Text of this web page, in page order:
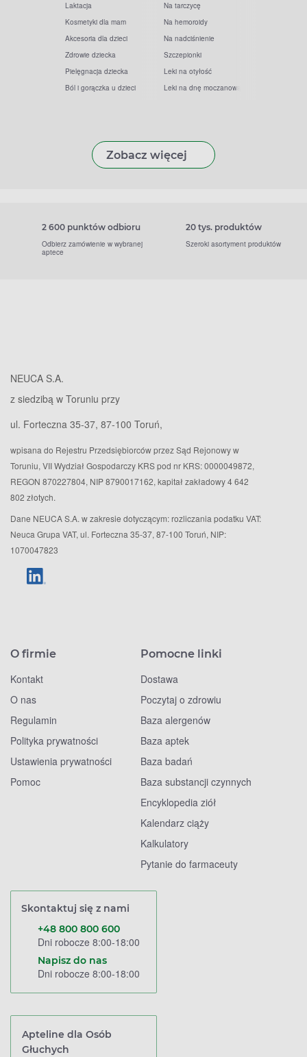
Laktacja
Kosmetyki dla mam
Akcesoria dla dzieci
Zdrowie dziecka
Pielęgnacja dziecka
Ból i gorączka u dzieci
Na tarczycę
Na hemoroidy
Na nadciśnienie
Szczepionki
Leki na otyłość
Leki na dnę moczanową
Zobacz więcej
2 600 punktów odbioru
Odbierz zamówienie w wybranej
aptece
20 tys. produktów
Szeroki asortyment produktów
NEUCA S.A.
z siedzibą w Toruniu przy
ul. Forteczna 35-37, 87-100 Toruń,
wpisana do Rejestru Przedsiębiorców przez Sąd Rejonowy w
Toruniu, VII Wydział Gospodarczy KRS pod nr KRS: 0000049872,
REGON 870227804, NIP 8790017162, kapitał zakładowy 4 642
802 złotych.
Dane NEUCA S.A. w zakresie dotyczącym: rozliczania podatku VAT:
Neuca Grupa VAT, ul. Forteczna 35-37, 87-100 Toruń, NIP:
1070047823
O firmie
Kontakt
O nas
Regulamin
Polityka prywatności
Ustawienia prywatności
Pomoc
Pomocne linki
Dostawa
Poczytaj o zdrowiu
Baza alergenów
Baza aptek
Baza badań
Baza substancji czynnych
Encyklopedia ziół
Kalendarz ciąży
Kalkulatory
Pytanie do farmaceuty
Skontaktuj się z nami
+48 800 800 600
Dni robocze 8:00-18:00
Napisz do nas
Dni robocze 8:00-18:00
Apteline dla Osób
Głuchych